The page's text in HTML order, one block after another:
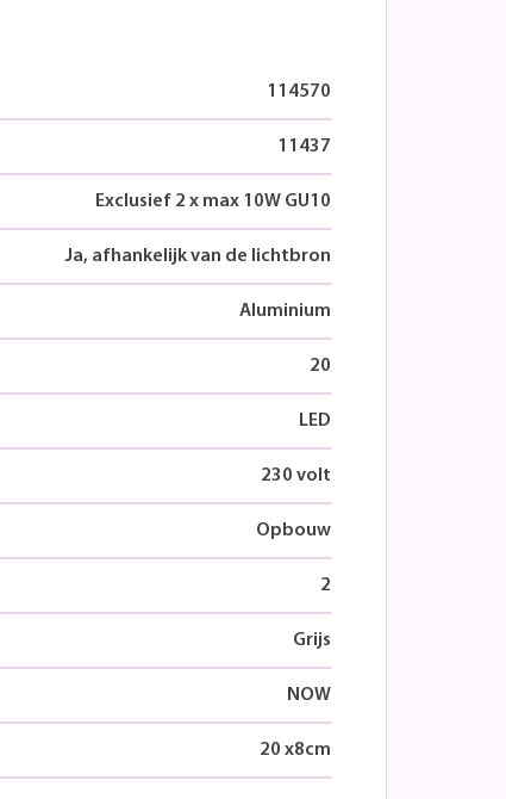
114570
11437
Exclusief 2 x max 10W GU10
Ja, afhankelijk van de lichtbron
Aluminium
20
LED
230 volt
Opbouw
2
Grijs
NOW
20 x8cm